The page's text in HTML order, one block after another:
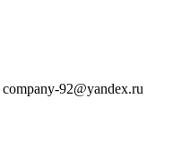
company-92@yandex.ru